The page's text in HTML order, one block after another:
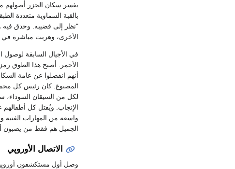
يفسر سكان الجزر أصولهم
بالقبة السماوية متعددة
الأخرى، وهربت مباشرة في
الأحمر. أصبح هذا الطوق
أنهم انفصلوا عن عامة
المصبوغ. كان رئيس كل
لكل من السيقان السوداء،
الإنجاب. ويُقتل كل أطفالهم
واسعة من المهارات الفنية
الجميل هم فقط من يصبون
الاتصال الأوروپي
وصل أول مستكشفون أوروپيون عام 1722. تحطمت سفن بعثة الهند